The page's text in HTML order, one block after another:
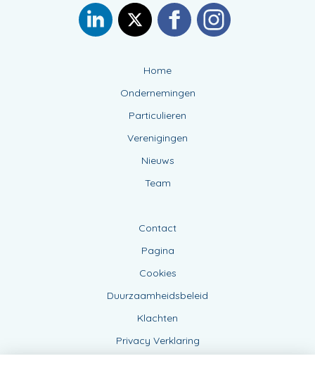
Home
Ondernemingen
Particulieren
Verenigingen
Nieuws
Team
Contact
Pagina
Cookies
Duurzaamheidsbeleid
Klachten
Privacy Verklaring